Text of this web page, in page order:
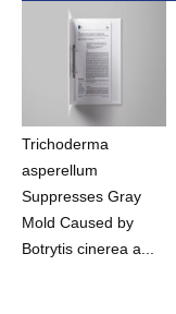
Trichoderma
asperellum
Suppresses Gray
Mold Caused by
Botrytis cinerea a...